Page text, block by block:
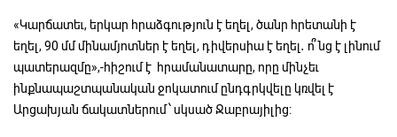
«Կարճատեւ, երկար հրաձգություն է եղել, ծանր հրետանի է
եղել, 90 մմ մինամյոտներ է եղել, դիվերսիա է եղել․ ո՞նց է լինում
պատերազմը»,-հիշում է հրամանատարը, որը մինչեւ
ինքնապաշտպանական ջոկատում ընդգրկվելը կռվել է
Արցախյան ճակատներում՝ սկսած Ջաբրայիլից։